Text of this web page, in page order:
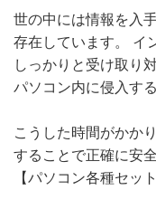
世の中には情報を入
存在しています。 イ
しっかりと受け取り
パソコン内に侵入す
こうした時間がかか
することで正確に安
【パソコン各種セッ